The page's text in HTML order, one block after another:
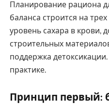
Планирование рациона
баланса строится на
уровень сахара в крови,
строительных
поддержка
практике.
Принцип первый: